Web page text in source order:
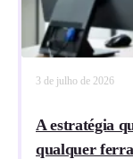
3 de julho de 2026
A estratégia
qualquer